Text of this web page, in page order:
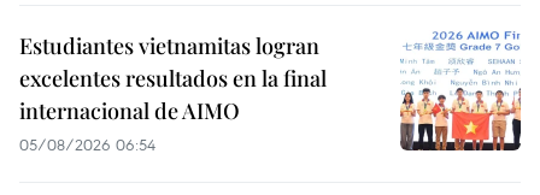
Estudiantes vietnamitas logran
excelentes resultados en la final
internacional de AIMO
05/08/2026 06:54